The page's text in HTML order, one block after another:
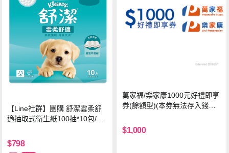
【Line社群】團購 舒潔雲柔舒
適抽取式衛生紙100抽*10包/6
$798
萬家福/樂家康1000元好禮即享
券(餘額型)(本券無法存入錢包
$1,000